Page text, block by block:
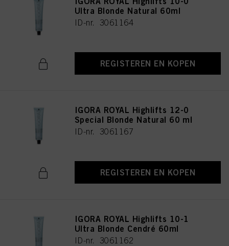
Ultra Blonde Natural 60ml
ID-nr. 3061164
REGISTEREN EN KOPEN
IGORA ROYAL Highlifts 12-0
Special Blonde Natural 60 ml
ID-nr. 3061167
REGISTEREN EN KOPEN
IGORA ROYAL Highlifts 10-1
Ultra Blonde Cendré 60ml
ID-nr. 3061162